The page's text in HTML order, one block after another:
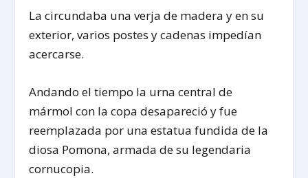
La circundaba una verja de madera y en su
exterior, varios postes y cadenas impedían
acercarse.
Andando el tiempo la urna central de
mármol con la copa desapareció y fue
reemplazada por una estatua fundida de la
diosa Pomona, armada de su legendaria
cornucopia.